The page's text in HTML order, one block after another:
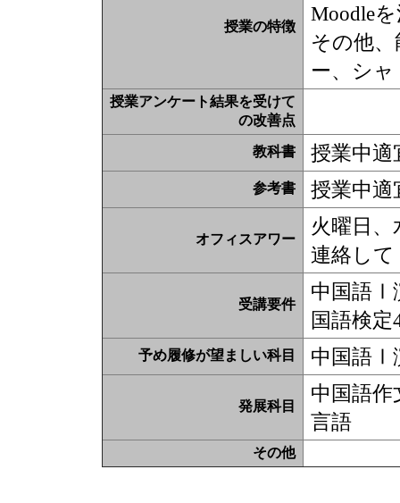
授業の特徴
Moodle
その他
ー、シ
授業アンケート結果を受けて
の改善点
教科書 授業中適
参考書 授業中適
オフィスアワー
火曜日
連絡し
受講要件
中国語Ⅰ
国語検
予め履修が望ましい科目 中国語Ⅰ
発展科目
中国語作
言語
その他